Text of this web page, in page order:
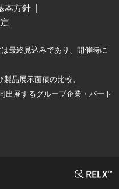
本方針
最終見込みであり、開催時に
品展示面積の比較。
出展するグループ企業・パート